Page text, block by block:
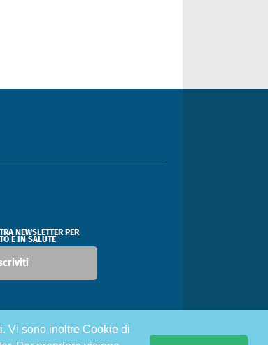
Vi sono inoltre Cookie di
NEWSLETTER PER
E IN SALUTE